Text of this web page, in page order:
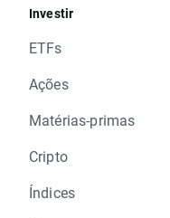
Investir
ETFs
Ações
Matérias-primas
Cripto
Índices